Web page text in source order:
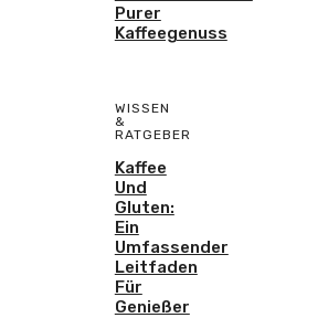
Purer
Kaffeegenuss
WISSEN
&
RATGEBER
Kaffee
Und
Gluten:
Ein
Umfassender
Leitfaden
Für
Genießer